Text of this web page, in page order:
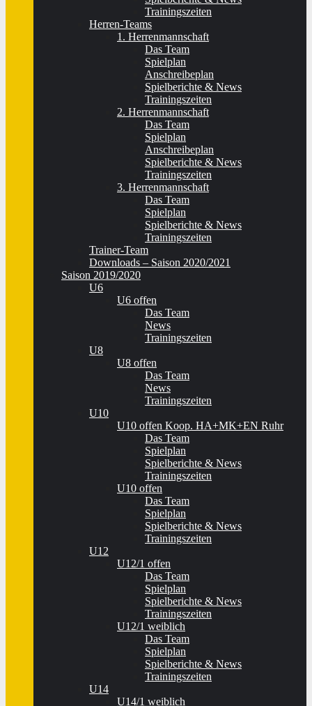
Trainingszeiten
Herren-Teams
1. Herrenmannschaft
Das Team
Spielplan
Anschreibeplan
Spielberichte & News
Trainingszeiten
2. Herrenmannschaft
Das Team
Spielplan
Anschreibeplan
Spielberichte & News
Trainingszeiten
3. Herrenmannschaft
Das Team
Spielplan
Spielberichte & News
Trainingszeiten
Trainer-Team
Downloads – Saison 2020/2021
Saison 2019/2020
U6
U6 offen
Das Team
News
Trainingszeiten
U8
U8 offen
Das Team
News
Trainingszeiten
U10
U10 offen Koop. HA+MK+EN Ruhr
Das Team
Spielplan
Spielberichte & News
Trainingszeiten
U10 offen
Das Team
Spielplan
Spielberichte & News
Trainingszeiten
U12
U12/1 offen
Das Team
Spielplan
Spielberichte & News
Trainingszeiten
U12/1 weiblich
Das Team
Spielplan
Spielberichte & News
Trainingszeiten
U14
U14/1 weiblich